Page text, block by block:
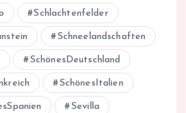
Schlachtenfelder
Schneelandschaften
SchönesDeutschland
SchönesItalien
Sevilla